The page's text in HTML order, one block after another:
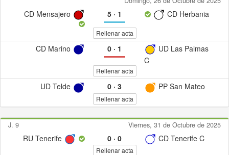
CD Mensajero 5· 1 CD Herbania
Rellenar acta
CD Marino 0· 1
UD Las Palmas
C
Rellenar acta
UD Telde 0· 3 PP San Mateo
Rellenar acta
J. 9 Viernes, 31 de Octubre de 2025
RU Tenerife 0· 0 CD Tenerife C
Rellenar acta